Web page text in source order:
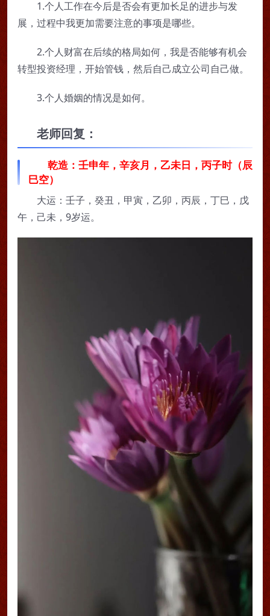
1.个人工作在今后是否会有更加长足的进步与发
展，过程中我更加需要注意的事项是哪些。
2.个人财富在后续的格局如何，我是否能够有机会
转型投资经理，开始管钱，然后自己成立公司自己做。
3.个人婚姻的情况是如何。
老师回复：
乾造：壬申年，辛亥月，乙未日，丙子时（辰
巳空）
大运：壬子，癸丑，甲寅，乙卯，丙辰，丁巳，戊
午，己未，9岁运。